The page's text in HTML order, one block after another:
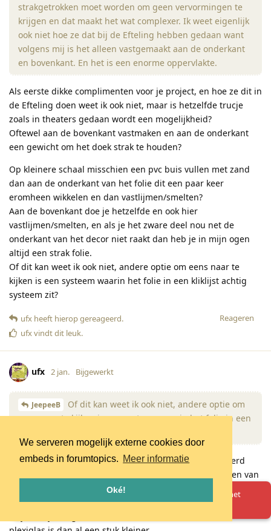
We serveren mogelijk externe cookies door
embeds in forumtopics. Meer informatie
Oké!
strakgetrokken moet worden om geen vervormingen te
krijgen en dat maakt het wat complexer. Ik weet eigenlijk
ook niet hoe ze dat bij de Efteling hebben gedaan want
volgens mij is het alleen vastgemaakt aan de onderkant
en bovenkant. En het is een enorme oppervlakte.
Als eerste dikke complimenten voor je project, en hoe ze dit in
de Efteling doen weet ik ook niet, maar is hetzelfde trucje
zoals in theaters gedaan wordt een mogelijkheid?
Oftewel aan de bovenkant vastmaken en aan de onderkant
een gewicht om het doek strak te houden?
Op kleinere schaal misschien een pvc buis vullen met zand
dan aan de onderkant van het folie dit een paar keer
eromheen wikkelen en dan vastlijmen/smelten?
Aan de bovenkant doe je hetzelfde en ook hier
vastlijmen/smelten, en als je het zware deel nou net de
onderkant van het decor niet raakt dan heb je in mijn ogen
altijd een strak folie.
Of dit kan weet ik ook niet, andere optie om eens naar te
kijken is een systeem waarin het folie in een kliklijst achtig
systeem zit?
Reageren
ufx heeft hierop gereageerd.
ufxvindt dit leuk.
ufx 2 jan. Bijgewerkt
JeepeeB
Of dit kan weet ik ook niet, andere optie om
eens naar te kijken is een systeem waarin het folie in een
Bedankt voor de tips! Ik heb inderdaad al wat geprobeerd
met folie maar het probleem zit hem vooral in het vinden van
de juiste folie. De meeste geven toch een ietwat wazig beeld.
Het gaat pas goed als de folie echt een stukje dikker is en dan
Oeps! Er is iets misgegaan. Herlaad de pagina en probeer het
opnieuw.